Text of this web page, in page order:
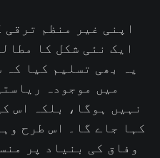
اپنی غیر منظم
ایک نئی شکل کا
یہ بھی تسلیم کیا
میں موجودہ
نہیں ہوگا، بلکہ اس
کہا جاے گا۔ اس طرح
وفاق کی بنیاد پر